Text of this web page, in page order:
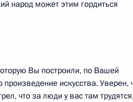
«Знание.
народ может этим гордиться
Вы построили, по Вашей
искусства. Уверен,
что за люди у вас там